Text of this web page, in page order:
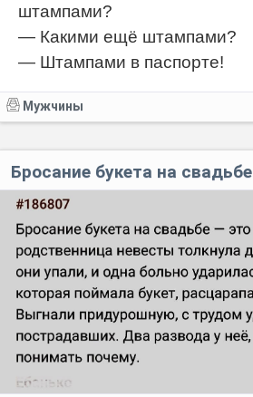
штампами?
— Какими ещё штампами?
— Штампами в паспорте!
Мужчины
Бросание букета на свадьбе